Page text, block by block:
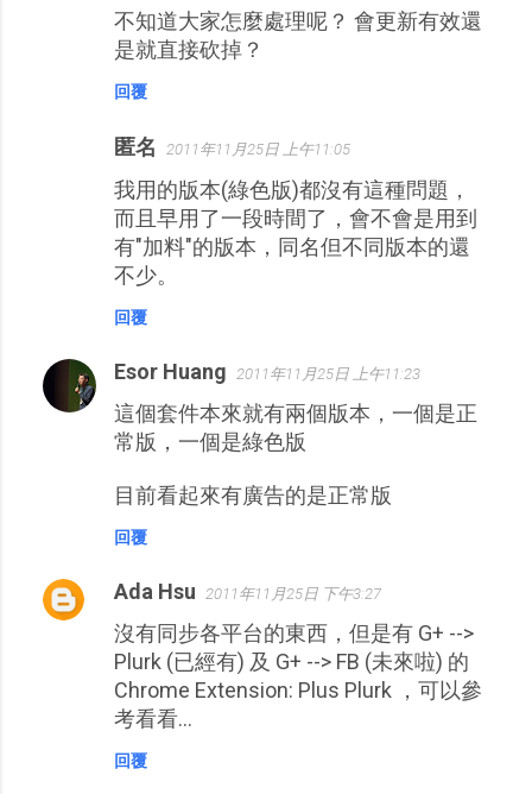
不知道大家怎麼處理呢？ 會更新有效還
是就直接砍掉？
回覆
匿名 2011年11月25日 上午11:05
我用的版本(綠色版)都沒有這種問題，
而且早用了一段時間了，會不會是用到
有"加料"的版本，同名但不同版本的還
不少。
回覆
Esor Huang 2011年11月25日 上午11:23
這個套件本來就有兩個版本，一個是正
常版，一個是綠色版
目前看起來有廣告的是正常版
回覆
Ada Hsu 2011年11月25日 下午3:27
沒有同步各平台的東西，但是有 G+ -->
Plurk (已經有) 及 G+ --> FB (未來啦) 的
Chrome Extension: Plus Plurk ，可以參
考看看...
回覆